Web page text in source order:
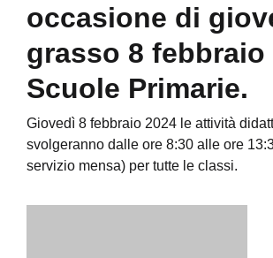
occasione di
grasso 8 febbraio
Scuole Primarie.
Giovedì 8 febbraio 2024 le attività
svolgeranno dalle ore 8:30 alle ore
servizio mensa) per tutte le classi.